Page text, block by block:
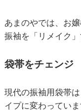
あまのやでは、お
振袖を「リメイク
袋帯をチェンジ
現代の振袖用袋帯
イプに変わっていま